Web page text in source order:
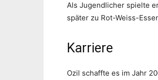
Als Jugendlicher spielte
später zu Rot-Weiss-
Karriere
Ozil schaffte es im Jahr